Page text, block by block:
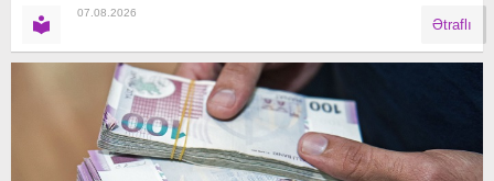
07.08.2026
Ətraflı